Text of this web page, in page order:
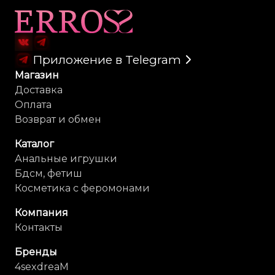
Приложение в Telegram
Магазин
Доставка
Оплата
Возврат и обмен
Каталог
Анальные игрушки
Бдсм, фетиш
Косметика с феромонами
Компания
Контакты
Бренды
4sexdreaM
Карта сайта